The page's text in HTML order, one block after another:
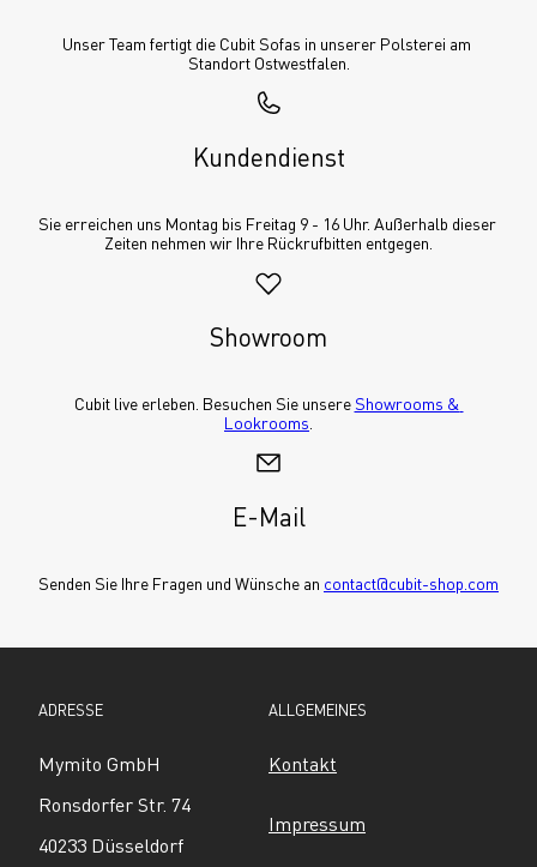
Unser Team fertigt die Cubit Sofas in unserer Polsterei am
Standort Ostwestfalen.
Kundendienst
Sie erreichen uns Montag bis Freitag 9 - 16 Uhr. Außerhalb dieser
Zeiten nehmen wir Ihre Rückrufbitten entgegen.
Showroom
Cubit live erleben. Besuchen Sie unsere Showrooms &
Lookrooms
E-Mail
Senden Sie Ihre Fragen und Wünsche an contact@cubit-shop.com
ADRESSE
Mymito GmbH
Ronsdorfer Str. 74
40233 Düsseldorf
ALLGEMEINES
Kontakt
Impressum